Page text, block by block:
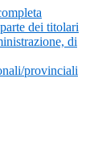
dei titolari
di
provinciali